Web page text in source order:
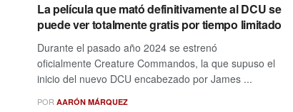
La película que mató definitivamente al DCU se
puede ver totalmente gratis por tiempo limitado
Durante el pasado año 2024 se estrenó
oficialmente Creature Commandos, la que supuso el
inicio del nuevo DCU encabezado por James ...
POR AARÓN MÁRQUEZ